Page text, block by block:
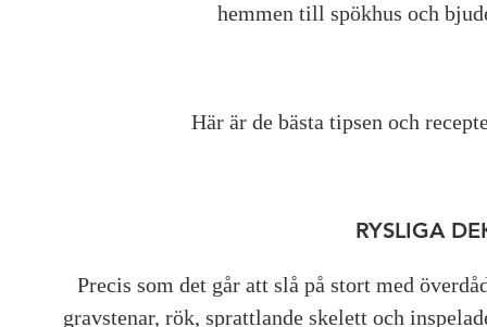
hemmen till spökhus och
Här är de bästa tipsen och
RYSLIGA
Precis som det går att slå på stort med
gravstenar, rök, sprattlande skelett och